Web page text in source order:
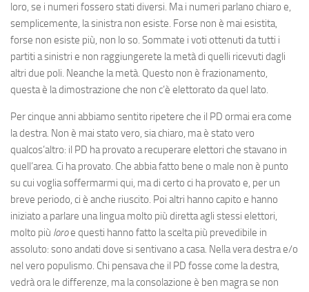
loro, se i numeri fossero stati diversi. Ma i numeri parlano chiaro e,
semplicemente, la sinistra non esiste. Forse non è mai esistita,
forse non esiste più, non lo so. Sommate i voti ottenuti da tutti i
partiti a sinistri e non raggiungerete la metà di quelli ricevuti dagli
altri due poli. Neanche la metà. Questo non è frazionamento,
questa è la dimostrazione che non c’è elettorato da quel lato.
Per cinque anni abbiamo sentito ripetere che il PD ormai era come
la destra. Non è mai stato vero, sia chiaro, ma è stato vero
qualcos’altro: il PD ha provato a recuperare elettori che stavano in
quell’area. Ci ha provato. Che abbia fatto bene o male non è punto
su cui voglia soffermarmi qui, ma di certo ci ha provato e, per un
breve periodo, ci è anche riuscito. Poi altri hanno capito e hanno
iniziato a parlare una lingua molto più diretta agli stessi elettori,
molto più loroe questi hanno fatto la scelta più prevedibile in
assoluto: sono andati dove si sentivano a casa. Nella vera destra e/o
nel vero populismo. Chi pensava che il PD fosse come la destra,
vedrà ora le differenze, ma la consolazione è ben magra se non